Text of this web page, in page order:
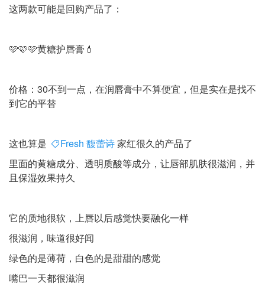
这两款可能是回购产品了：
🩷🩷🩷黄糖护唇膏💄
价格：30不到一点，在润唇膏中不算便宜，但是实在是找不
到它的平替
这也算是 Fresh 馥蕾诗家红很久的产品了
里面的黄糖成分、透明质酸等成分，让唇部肌肤很滋润，并
且保湿效果持久
它的质地很软，上唇以后感觉快要融化一样
很滋润，味道很好闻
绿色的是薄荷，白色的是甜甜的感觉
嘴巴一天都很滋润